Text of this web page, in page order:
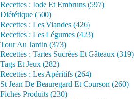
Recettes : Iode Et Embruns (597)
Diététique (500)
Recettes : Les Viandes (426)
Recettes : Les Légumes (423)
Tour Au Jardin (373)
Recettes : Tartes Sucrées Et Gâteaux (319)
Tags Et Jeux (282)
Recettes : Les Apéritifs (264)
St Jean De Beauregard Et Courson (260)
Fiches Produits (230)